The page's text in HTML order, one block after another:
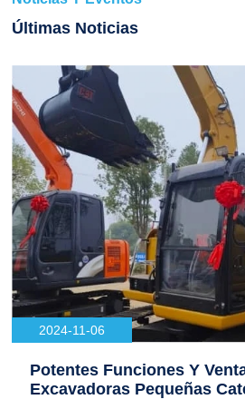
Últimas Noticias
2024-11-06
Potentes Funciones Y
Excavadoras Pequeñas